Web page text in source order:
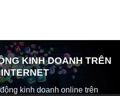
KINH DOANH TRÊN
kinh doanh online trên